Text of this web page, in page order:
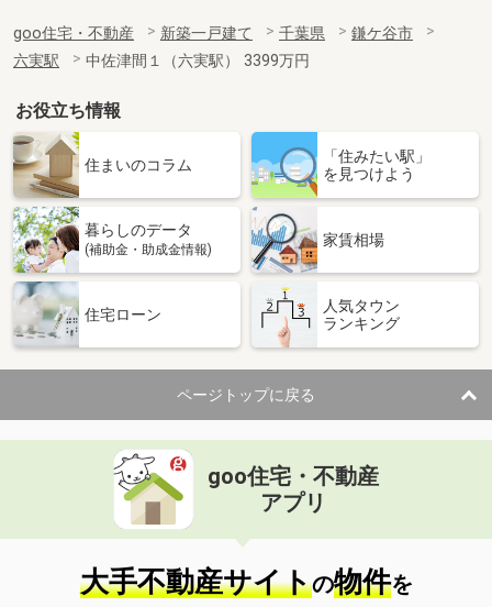
goo住宅・不動産 新築一戸建て 千葉県
鎌ケ谷市
六実駅
中佐津間１（六実駅） 3399万円
お役立ち情報
住まいのコラム
「住みたい駅」
を見つけよう
暮らしのデータ
(補助金・助成金情報)
家賃相場
住宅ローン
人気タウン
ランキング
ページトップに戻る
goo住宅・不動産
アプリ
大手不動産サイトの物件を